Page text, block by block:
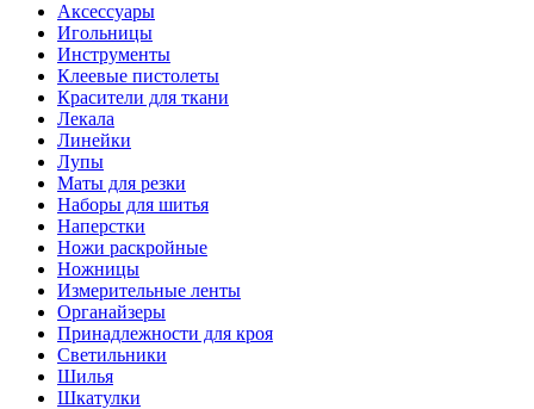
Аксессуары
Игольницы
Инструменты
Клеевые пистолеты
Красители для ткани
Лекала
Линейки
Лупы
Маты для резки
Наборы для шитья
Наперстки
Ножи раскройные
Ножницы
Измерительные ленты
Органайзеры
Принадлежности для кроя
Светильники
Шилья
Шкатулки